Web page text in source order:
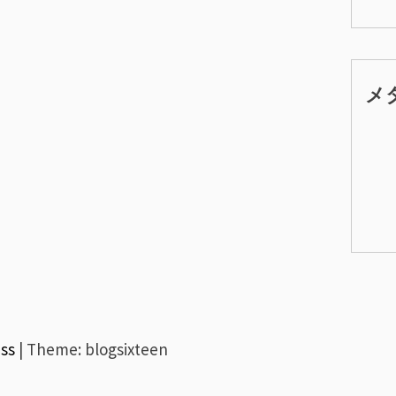
メ
| Theme: blogsixteen